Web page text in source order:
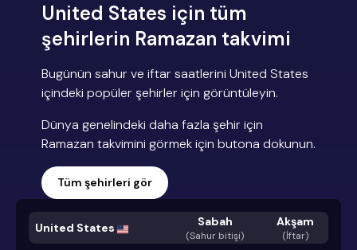
United States için tüm
şehirlerin Ramazan takvimi
Bugünün sahur ve iftar saatlerini United States
içindeki popüler şehirler için görüntüleyin.
Dünya genelindeki daha fazla şehir için
Ramazan takvimini görmek için butona dokunun.
Tüm şehirleri gör
United States Sabah
(Sahur bitişi)
Akşam
(İftar)